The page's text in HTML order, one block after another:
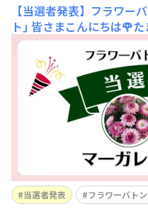
【当選者発表】フラワー
ト｣ 皆さまこんにちは🌹
務局です。フラワーバト
に、大変多くの皆さまか
トを投稿してくださった
ント返信でキャンペーン
本当にありがとうござい
当選者発表 フラワーバト